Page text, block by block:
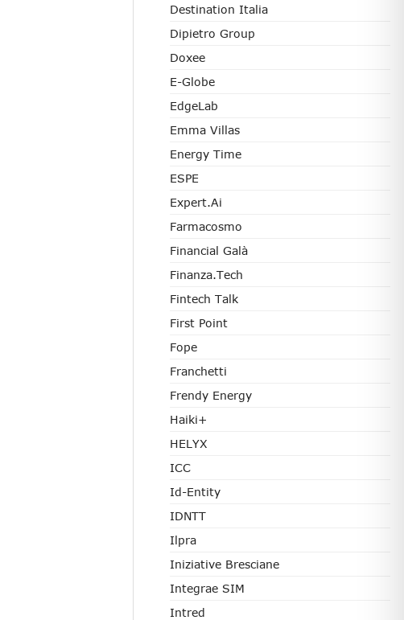
Destination Italia
Dipietro Group
Doxee
E-Globe
EdgeLab
Emma Villas
Energy Time
ESPE
Expert.ai
Farmacosmo
Financial Galà
Finanza.tech
Fintech Talk
First Point
Fope
Franchetti
Frendy Energy
Haiki+
HELYX
ICC
Id-Entity
IDNTT
Ilpra
Iniziative Bresciane
Integrae SIM
Intred